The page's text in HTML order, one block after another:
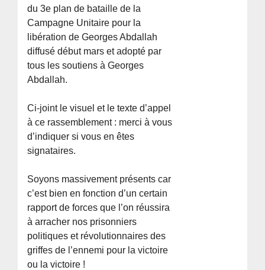
du 3e plan de bataille de la
Campagne Unitaire pour la
libération de Georges Abdallah
diffusé début mars et adopté par
tous les soutiens à Georges
Abdallah.
Ci-joint le visuel et le texte d’appel
à ce rassemblement : merci à vous
d’indiquer si vous en êtes
signataires.
Soyons massivement présents car
c’est bien en fonction d’un certain
rapport de forces que l’on réussira
à arracher nos prisonniers
politiques et révolutionnaires des
griffes de l’ennemi pour la victoire
ou la victoire !